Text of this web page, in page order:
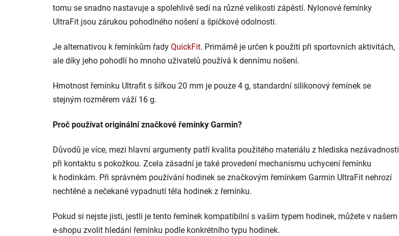
tomu se snadno nastavuje a spolehlivě sedí na různé velikosti zápěstí. Nylonové řemínky
UltraFit jsou zárukou pohodlného nošení a špičkové odolnosti.
Je alternativou k řemínkům řady QuickFit. Primárně je určen k použití při sportovních aktivitách,
ale díky jeho pohodlí ho mnoho uživatelů používá k dennímu nošení.
Hmotnost řemínku Ultrafit s šířkou 20 mm je pouze 4 g, standardní silikonový řemínek se
stejným rozměrem váží 16 g.
Proč používat originální značkové řemínky Garmin?
Důvodů je více, mezi hlavní argumenty patří kvalita použitého materiálu z hlediska nezávadnosti
při kontaktu s pokožkou. Zcela zásadní je také provedení mechanismu uchycení řemínku
k hodinkám. Při správném používání hodinek se značkovým řemínkem Garmin UltraFit nehrozí
nechtěné a nečekané vypadnutí těla hodinek z řemínku.
Pokud si nejste jisti, jestli je tento řemínek kompatibilní s vašim typem hodinek, můžete v našem
e-shopu zvolit hledání řemínku podle konkrétního typu hodinek.